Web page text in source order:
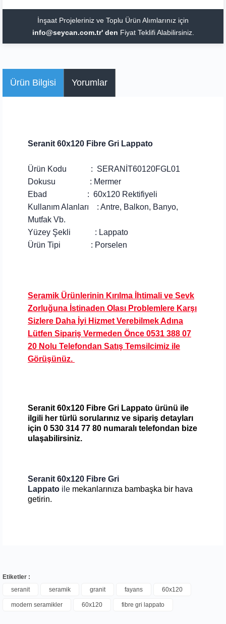
İnşaat Projeleriniz ve Toplu Ürün Alımlarınız için
info@seycan.com.tr' den Fiyat Teklifi Alabilirsiniz.
Ürün Bilgisi Yorumlar
Seranit 60x120 Fibre Gri Lappato
Ürün Kodu : SERANİT60120FGL01
Dokusu : Mermer
Ebad : 60x120 Rektifiyeli
Kullanım Alanları : Antre, Balkon, Banyo,
Mutfak Vb.
Yüzey Şekli : Lappato
Ürün Tipi : Porselen
Seramik Ürünlerinin Kırılma İhtimali ve Sevk
Zorluğuna İstinaden Olası Problemlere Karşı
Sizlere Daha İyi Hizmet Verebilmek Adına
Lütfen Sipariş Vermeden Önce 0531 388 07
20 Nolu Telefondan Satış Temsilcimiz ile
Görüşünüz.
Seranit 60x120 Fibre Gri Lappato ürünü ile
ilgili her türlü sorularınız ve sipariş detayları
için 0 530 314 77 80 numaralı telefondan bize
ulaşabilirsiniz.
Seranit 60x120 Fibre Gri
Lappato ile mekanlarınıza bambaşka bir hava
getirin.
Bu ürüne ilk yorumu siz yapın!
Etiketler :
seranit
seramik granit fayans 60x120
modern seramikler 60x120 fibre gri lappato